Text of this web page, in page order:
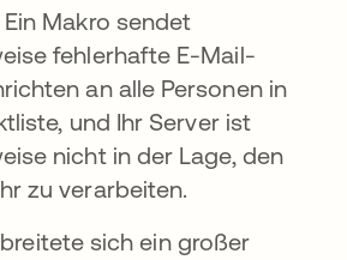
Ein Makro sendet
fehlerhafte E-Mail-
an alle Personen in
und Ihr Server ist
nicht in der Lage, den
zu verarbeiten.
sich ein großer